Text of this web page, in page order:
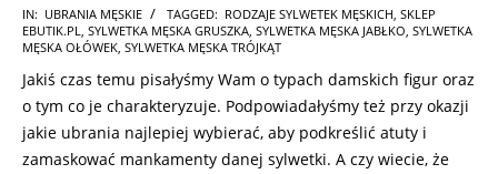
2025-
11-
IN: UBRANIA MĘSKIE TAGGED: RODZAJE SYLWETEK MĘSKICH, SKLEP
EBUTIK.PL, SYLWETKA MĘSKA GRUSZKA, SYLWETKA MĘSKA JABŁKO, SYLWETKA
MĘSKA OŁÓWEK, SYLWETKA MĘSKA TRÓJKĄT
Jakiś czas temu pisałyśmy Wam o typach damskich figur oraz
o tym co je charakteryzuje. Podpowiadałyśmy też przy okazji
jakie ubrania najlepiej wybierać, aby podkreślić atuty i
zamaskować mankamenty danej sylwetki. A czy wiecie, że